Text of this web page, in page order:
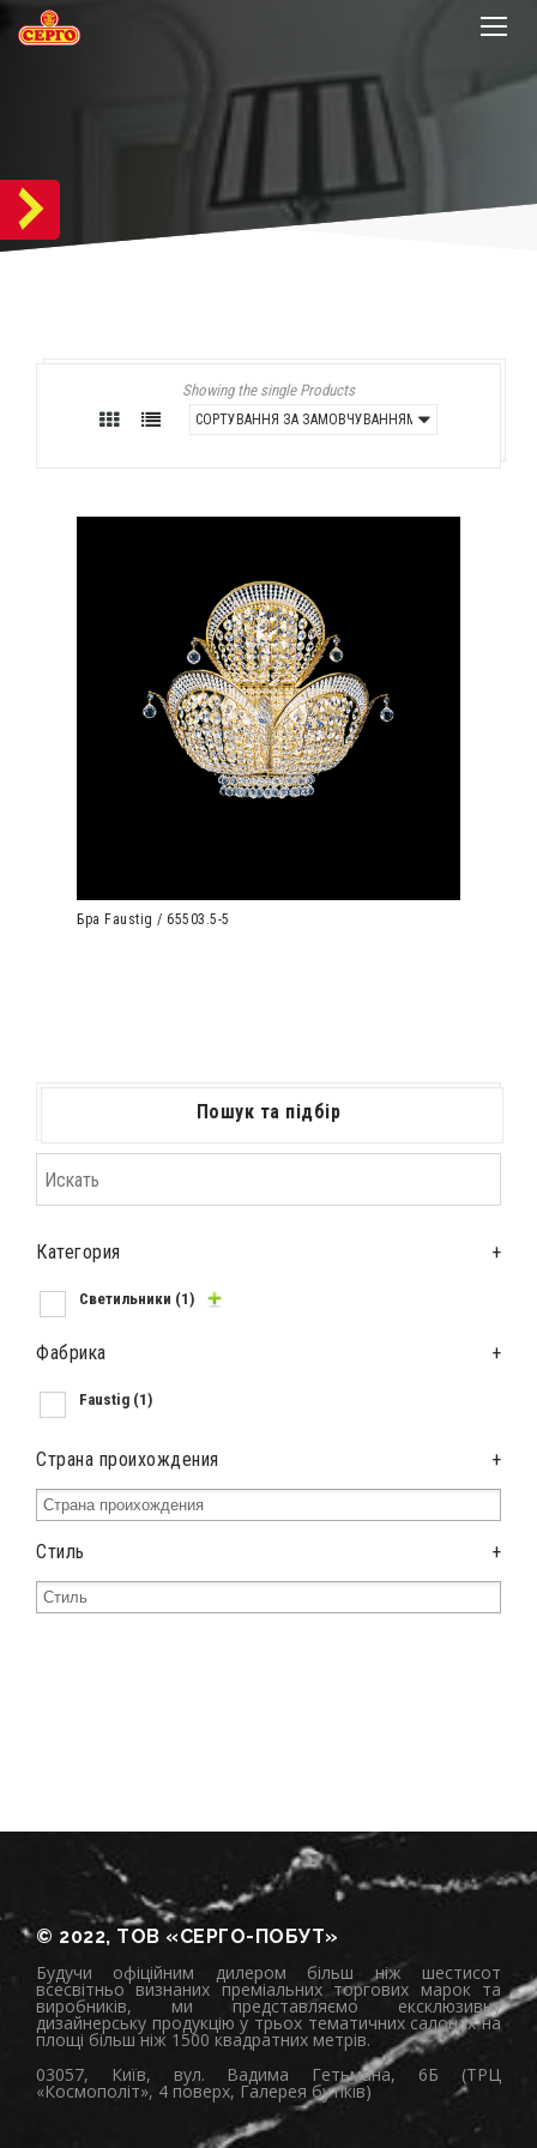
Showing the single Products
Бра Faustig / 65503.5-5
Пошук та підбір
Категория +
Светильники (1)
Фабрика +
Faustig (1)
Страна проихождения +
Стиль +
© 2022, ТОВ «СЕРГО-ПОБУТ»
Будучи офіційним дилером більш ніж шестисот
всесвітньо визнаних преміальних торгових марок та
виробників, ми представляємо ексклюзивну
дизайнерську продукцію у трьох тематичних салонах на
площі більш ніж 1500 квадратних метрів.
03057, Київ, вул. Вадима Гетьмана, 6Б (ТРЦ
«Космополіт», 4 поверх, Галерея бутіків)